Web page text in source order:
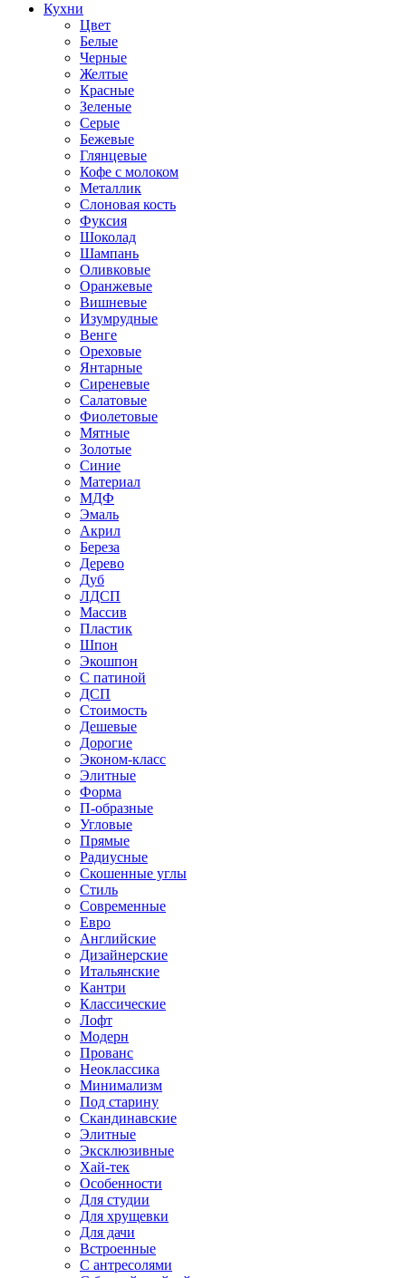
Кухни
Цвет
Белые
Черные
Желтые
Красные
Зеленые
Серые
Бежевые
Глянцевые
Кофе с молоком
Металлик
Слоновая кость
Фуксия
Шоколад
Шампань
Оливковые
Оранжевые
Вишневые
Изумрудные
Венге
Ореховые
Янтарные
Сиреневые
Салатовые
Фиолетовые
Мятные
Золотые
Синие
Материал
МДФ
Эмаль
Акрил
Береза
Дерево
Дуб
ЛДСП
Массив
Пластик
Шпон
Экошпон
С патиной
ДСП
Стоимость
Дешевые
Дорогие
Эконом-класс
Элитные
Форма
П-образные
Угловые
Прямые
Радиусные
Скошенные углы
Стиль
Современные
Евро
Английские
Дизайнерские
Итальянские
Кантри
Классические
Лофт
Модерн
Прованс
Неоклассика
Минимализм
Под старину
Скандинавские
Элитные
Эксклюзивные
Хай-тек
Особенности
Для студии
Для хрущевки
Для дачи
Встроенные
С антресолями